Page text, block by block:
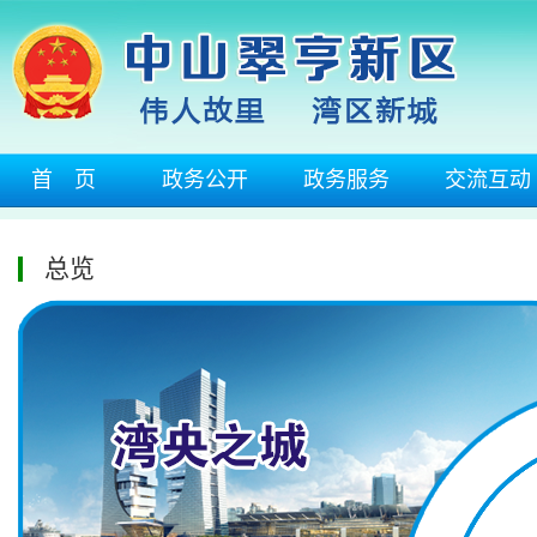
首 页 政务公开 政务服务 交流互动
总览